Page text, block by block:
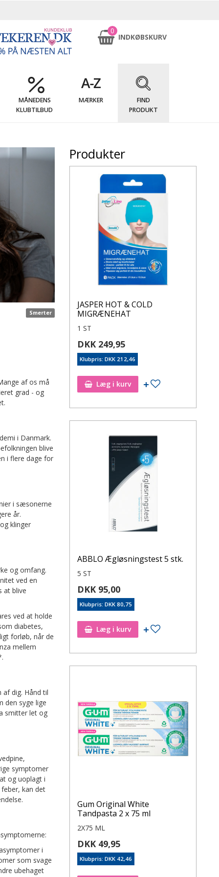
0
INDKØBSKURV
MÅNEDENS
KLUBTILBUD
MÆRKER
FIND
PRODUKT
Smerter
af os må
grad - og
i Danmark.
blive
i flere dage for
i sæsonerne
år.
klinger
og omfang.
ved en
at blive
ved at holde
diabetes,
forløb, når de
mellem
dig. Hånd til
den syge lige
smitter let og
symptomer
og uoplagt i
kan det
i
som svage
ubehaget
Produkter
JASPER HOT & COLD
MIGRÆNEHAT
1 ST
DKK 249,95
Klubpris: DKK 212,46
Læg i kurv
ABBLO Ægløsningstest 5 stk.
5 ST
DKK 95,00
Klubpris: DKK 80,75
Læg i kurv
Gum Original White
Tandpasta 2 x 75 ml
2X75 ML
DKK 49,95
Klubpris: DKK 42,46